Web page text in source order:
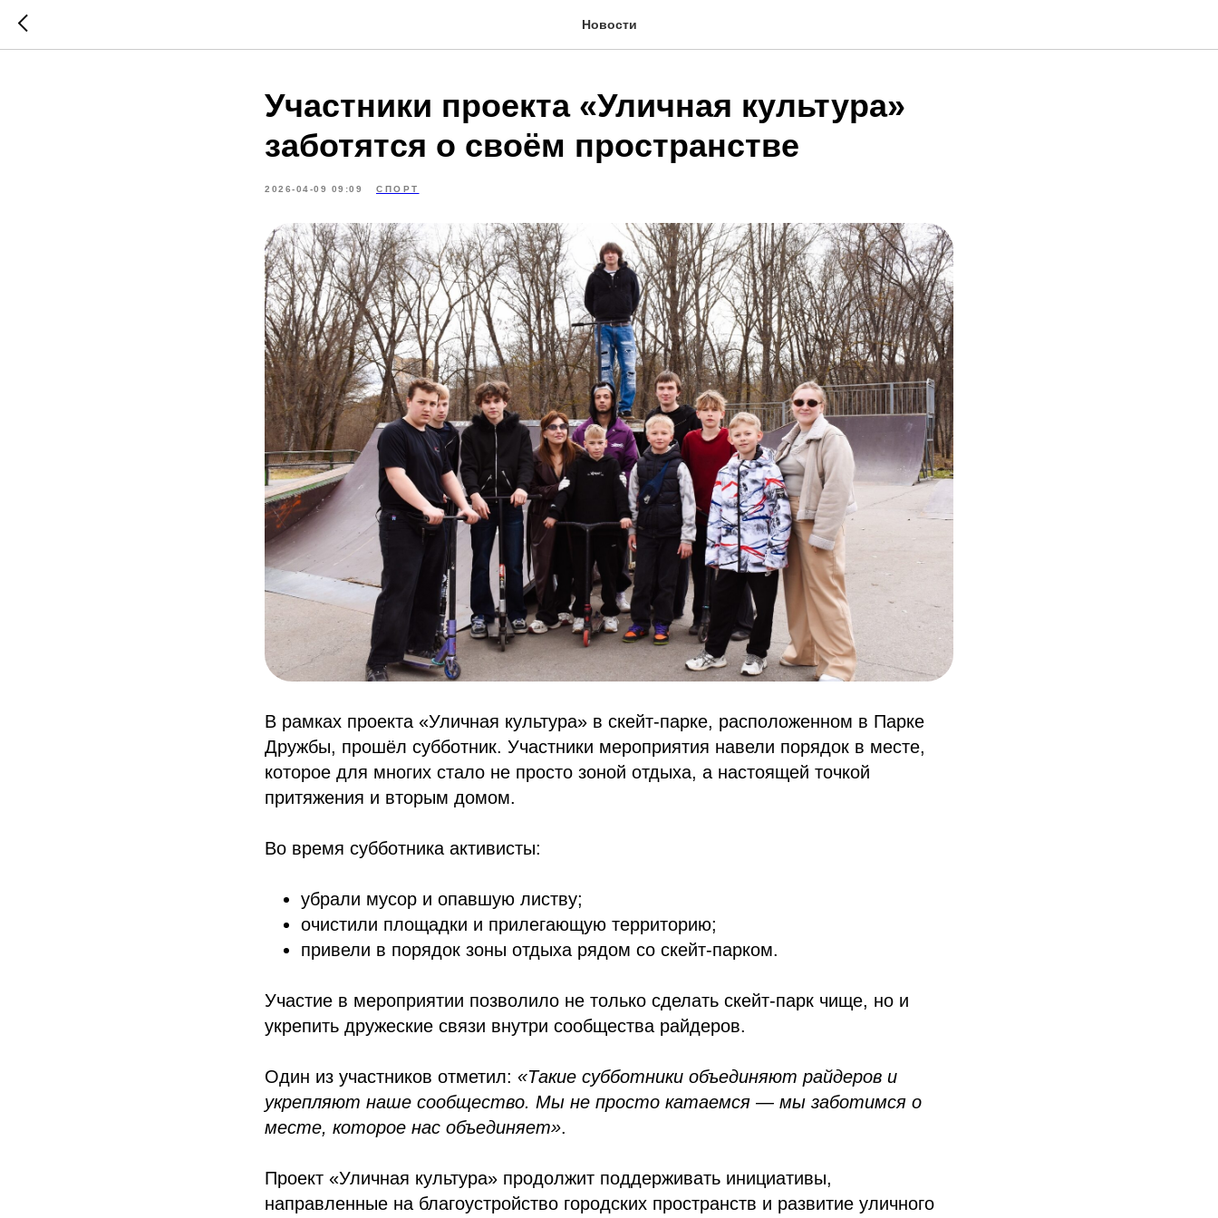
Новости
Участники проекта «Уличная культура»
заботятся о своём пространстве
2026-04-09 09:09 СПОРТ
В рамках проекта «Уличная культура» в скейт‑парке, расположенном в Парке
Дружбы, прошёл субботник. Участники мероприятия навели порядок в месте,
которое для многих стало не просто зоной отдыха, а настоящей точкой
притяжения и вторым домом.
Во время субботника активисты:
убрали мусор и опавшую листву;
очистили площадки и прилегающую территорию;
привели в порядок зоны отдыха рядом со скейт‑парком.
Участие в мероприятии позволило не только сделать скейт‑парк чище, но и
укрепить дружеские связи внутри сообщества райдеров.
Один из участников отметил: «Такие субботники объединяют райдеров и
укрепляют наше сообщество. Мы не просто катаемся — мы заботимся о
месте, которое нас объединяет».
Проект «Уличная культура» продолжит поддерживать инициативы,
направленные на благоустройство городских пространств и развитие уличного